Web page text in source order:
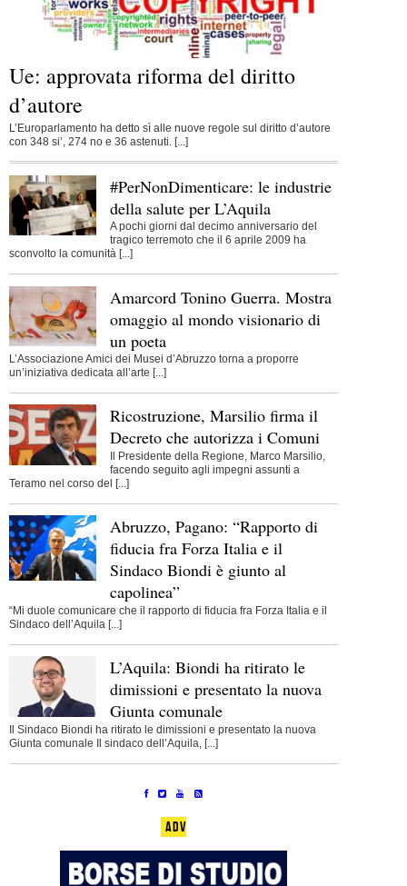
Ue: approvata riforma del diritto
d’autore
L’Europarlamento ha detto sì alle nuove regole sul diritto d’autore
con 348 si’, 274 no e 36 astenuti. [...]
#PerNonDimenticare: le industrie
della salute per L’Aquila
A pochi giorni dal decimo anniversario del
tragico terremoto che il 6 aprile 2009 ha
sconvolto la comunità [...]
Amarcord Tonino Guerra. Mostra
omaggio al mondo visionario di
un poeta
L’Associazione Amici dei Musei d’Abruzzo torna a proporre
un’iniziativa dedicata all’arte [...]
Ricostruzione, Marsilio firma il
Decreto che autorizza i Comuni
Il Presidente della Regione, Marco Marsilio,
facendo seguito agli impegni assunti a
Teramo nel corso del [...]
Abruzzo, Pagano: “Rapporto di
fiducia fra Forza Italia e il
Sindaco Biondi è giunto al
capolinea”
“Mi duole comunicare che il rapporto di fiducia fra Forza Italia e il
Sindaco dell’Aquila [...]
L’Aquila: Biondi ha ritirato le
dimissioni e presentato la nuova
Giunta comunale
Il Sindaco Biondi ha ritirato le dimissioni e presentato la nuova
Giunta comunale Il sindaco dell’Aquila, [...]
ADV